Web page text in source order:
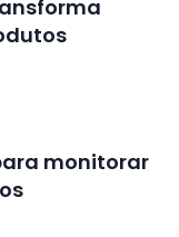
monitorar